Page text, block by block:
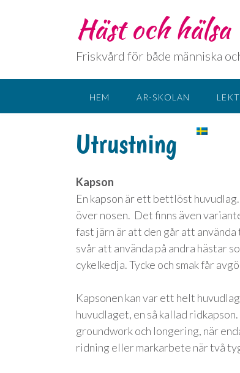
Häst och
Friskvård för både människa
HEM AR-SKOLAN
Utrustning
Kapson
En kapson är ett bettlöst
över nosen. Det finns även
fast järn är att den går att
svår att använda på andra hästar
cykelkedja. Tycke och smak får
Kapsonen kan var ett helt
huvudlaget, en så kallad
groundwork och longering, när
ridning eller markarbete när två